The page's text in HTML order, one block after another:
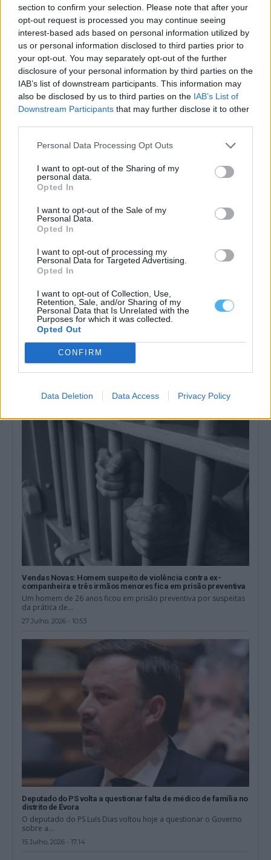
section to confirm your selection. Please note that after your
opt-out request is processed you may continue seeing
interest-based ads based on personal information utilized by
us or personal information disclosed to third parties prior to
your opt-out. You may separately opt-out of the further
disclosure of your personal information by third parties on the
IAB’s list of downstream participants. This information may
also be disclosed by us to third parties on the IAB’s List of
Downstream Participants that may further disclose it to other
Personal Data Processing Opt Outs
I want to opt-out of the Sharing of my
personal data.
Opted In
I want to opt-out of the Sale of my
Personal Data.
Opted In
I want to opt-out of processing my
Personal Data for Targeted Advertising.
Opted In
I want to opt-out of Collection, Use,
Retention, Sale, and/or Sharing of my
Personal Data that Is Unrelated with the
Purposes for which it was collected.
Opted Out
CONFIRM
Data Deletion Data Access Privacy Policy
tráfico de droga
em Vendas...
28 Julho, 2026 - 09:47
Linha do Alentejo entre Poceirão e Bombel vai ser
modernizada até 2030
27 Julho, 2026 - 18:42
Vendas Novas: Homem suspeito de violência contra ex-
companheira e três irmãos menores fica em prisão preventiva
Um homem de 26 anos ficou em prisão preventiva por suspeitas
da prática de...
27 Julho, 2026 - 10:53
Deputado do PS volta a questionar falta de médico de família no
distrito de Évora
O deputado do PS Luís Dias voltou hoje a questionar o Governo
sobre a...
15 Julho, 2026 - 17:14